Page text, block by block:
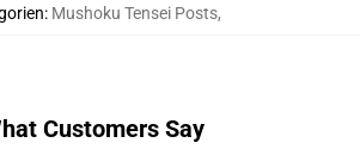
: Mushoku Tensei Posts,
Customers Say